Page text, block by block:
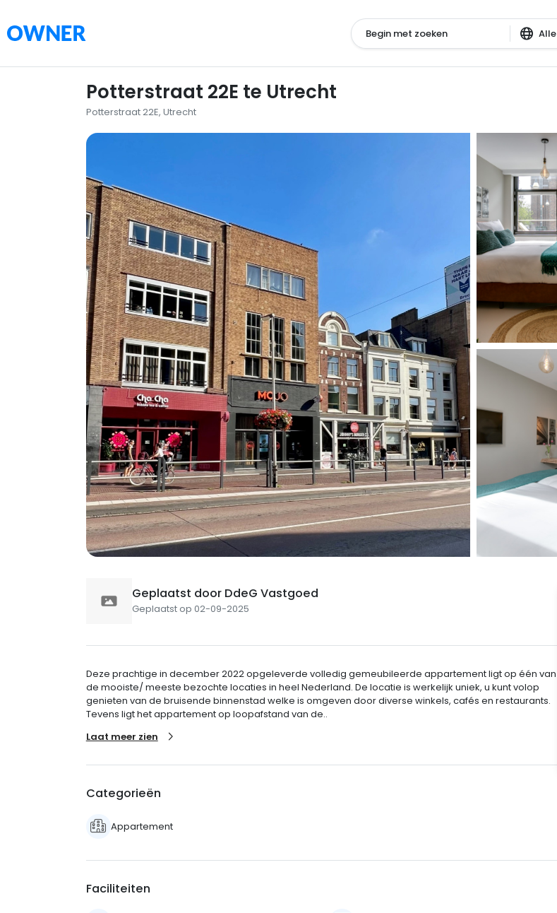
Begin met zoeken Alle
Potterstraat 22E te Utrecht
Potterstraat 22E, Utrecht
Geplaatst door DdeG Vastgoed
Geplaatst op 02-09-2025
Deze prachtige in december 2022 opgeleverde volledig gemeubileerde appartement ligt op één van
de mooiste/ meeste bezochte locaties in heel Nederland. De locatie is werkelijk uniek, u kunt volop
genieten van de bruisende binnenstad welke is omgeven door diverse winkels, cafés en restaurants.
Tevens ligt het appartement op loopafstand van de..
Laat meer zien
Categorieën
Appartement
Faciliteiten